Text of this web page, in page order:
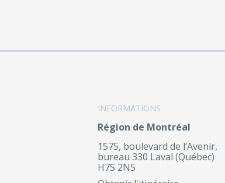
INFORMATIONS
Région de Montréal
1575, boulevard de l’Avenir,
bureau 330 Laval (Québec)
H7S 2N5